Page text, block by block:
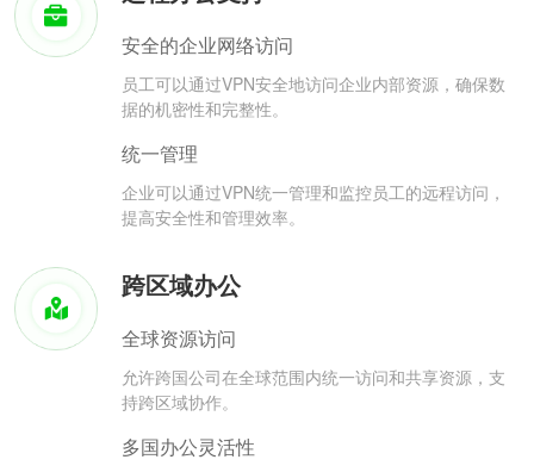
安全的企业网络访问
员工可以通过VPN安全地访问企业内部资源，确保数
据的机密性和完整性。
统一管理
企业可以通过VPN统一管理和监控员工的远程访问，
提高安全性和管理效率。
跨区域办公
全球资源访问
允许跨国公司在全球范围内统一访问和共享资源，支
持跨区域协作。
多国办公灵活性